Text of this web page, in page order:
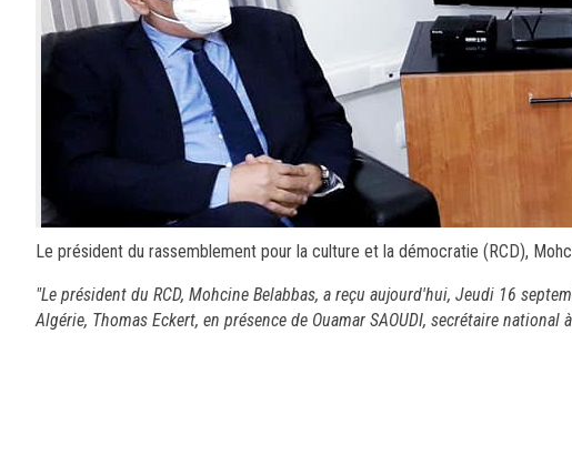
Le président du rassemblement pour la culture et la démocratie (RCD),
"Le président du RCD, Mohcine Belabbas, a reçu aujourd'hui, Jeudi 16
Algérie, Thomas Eckert, en présence de Ouamar SAOUDI, secrétaire national